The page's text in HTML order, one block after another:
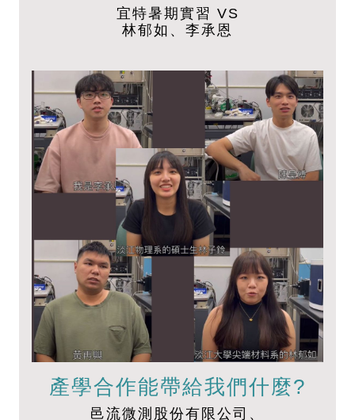
宜特暑期實習 VS
林郁如、李承恩
產學合作能帶給我們什麼?
邑流微測股份有限公司、